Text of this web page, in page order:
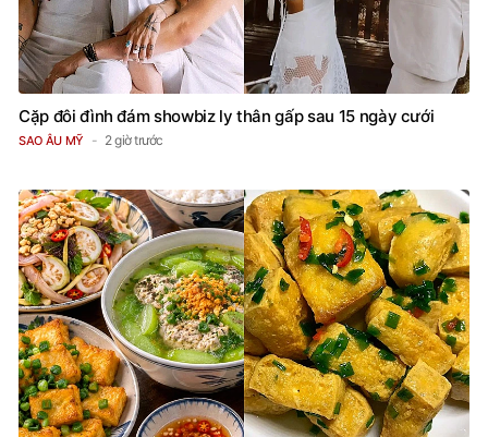
Cặp đôi đình đám showbiz ly thân gấp sau 15 ngày cưới
SAO ÂU MỸ 2 giờ trước